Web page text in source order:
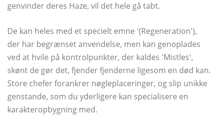
genvinder deres Haze, vil det hele gå tabt.
De kan heles med et specielt emne '(Regeneration'),
der har begrænset anvendelse, men kan genoplades
ved at hvile på kontrolpunkter, der kaldes 'Mistles',
skønt de gør det, fjender fjenderne ligesom en død kan.
Store chefer forankrer nøgleplaceringer, og slip unikke
genstande, som du yderligere kan specialisere en
karakteropbygning med.